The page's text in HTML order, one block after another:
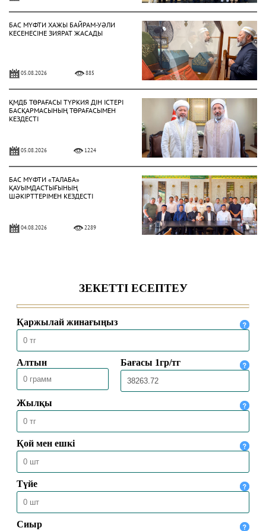
БАС МҮФТИ ХАЖЫ БАЙРАМ-УӘЛИ
КЕСЕНЕСІНЕ ЗИЯРАТ ЖАСАДЫ
05.08.2026 885
ҚМДБ ТӨРАҒАСЫ ТҮРКИЯ ДІН ІСТЕРІ
БАСҚАРМАСЫНЫҢ ТӨРАҒАСЫМЕН
КЕЗДЕСТІ
05.08.2026 1224
БАС МҮФТИ «ТАЛАБА»
ҚАУЫМДАСТЫҒЫНЫҢ
ШӘКІРТТЕРІМЕН КЕЗДЕСТІ
04.08.2026 2289
04.08.2026 1994
БАС МҮФТИ ТӨРАЛҚА МӘЖІЛІСІН
ӨТКІЗДІ
31.07.2026